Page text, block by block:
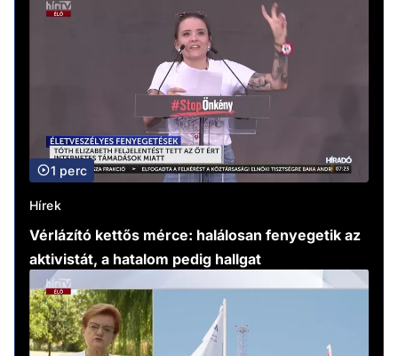
1 perc
Hírek
Vérlázító kettős mérce: halálosan fenyegetik az
aktivistát, a hatalom pedig hallgat